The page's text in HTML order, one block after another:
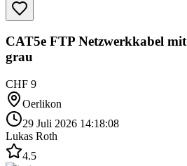
CAT5e FTP Netzwerkkabel
grau
CHF 9
Oerlikon
29 Juli 2026 14:18:08
Lukas Roth
4.5